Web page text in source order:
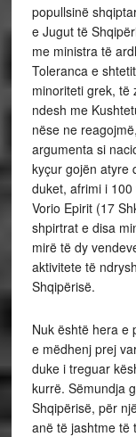
popullsinë
e Jugut të
me ministra të
Toleranca e
minoriteti grek, të
ndesh me
nëse ne
argumenta si
kyçur gojën atyre
duket, afrimi i
Vorio Epirit (17
shpirtrat e disa
mirë të dy
aktivitete të
Shqipërisë.
Nuk është hera e
e mëdhenj prej
duke i treguar
kurrë. Sëmundja
Shqipërisë, për
anë të jashtme të